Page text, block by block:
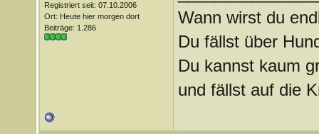
Registriert seit: 07.10.2006
Ort: Heute hier morgen dort
Beiträge: 1.286
Wann wirst du
Du fällst über
Du kannst kaum
und fällst auf die